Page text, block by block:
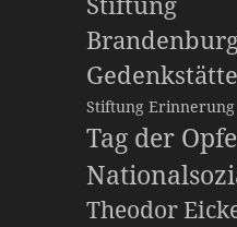
Stiftung Erinnerung
Tag der
Theodor